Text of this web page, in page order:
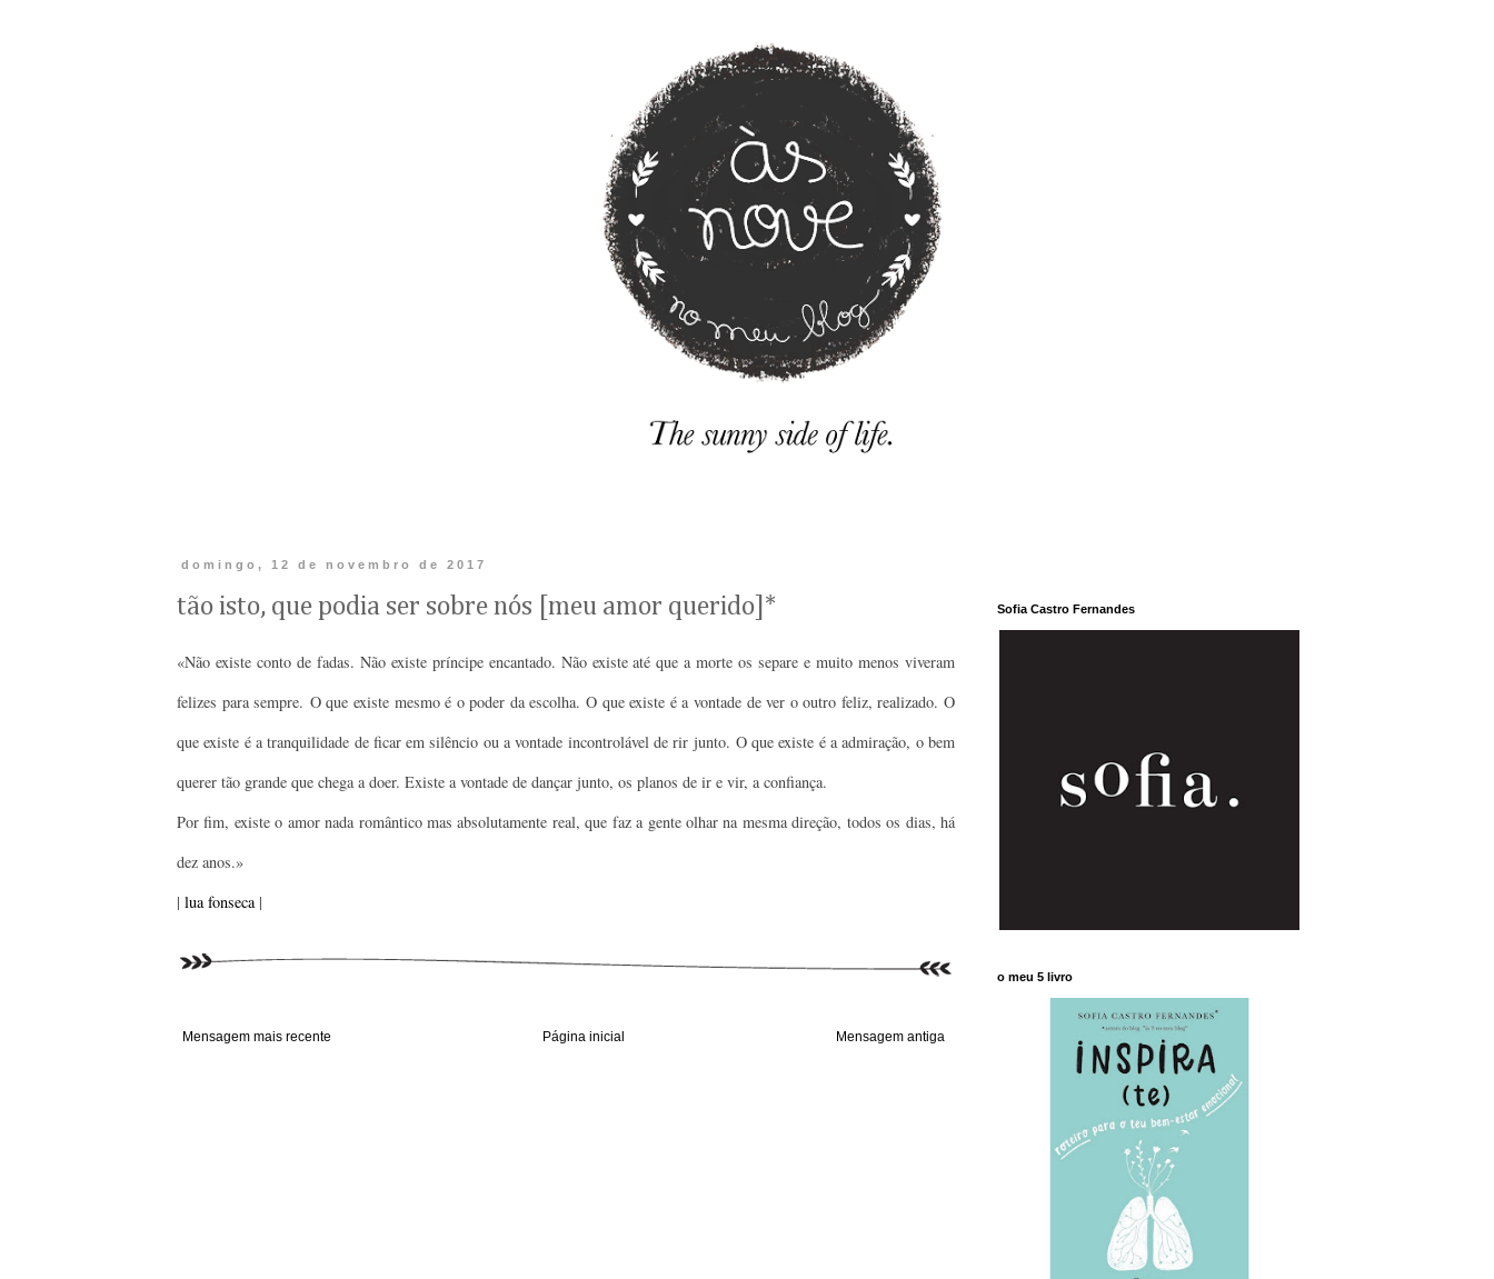
domingo, 12 de novembro de 2017
tão isto, que podia ser sobre nós [meu amor querido]*
«Não existe conto de fadas. Não existe príncipe encantado. Não existe até que a morte os separe e muito menos viveram
felizes para sempre. O que existe mesmo é o poder da escolha. O que existe é a vontade de ver o outro feliz, realizado. O
que existe é a tranquilidade de ficar em silêncio ou a vontade incontrolável de rir junto. O que existe é a admiração, o bem
querer tão grande que chega a doer. Existe a vontade de dançar junto, os planos de ir e vir, a confiança.
Por fim, existe o amor nada romântico mas absolutamente real, que faz a gente olhar na mesma direção, todos os dias, há
dez anos.»
| lua fonseca |
Mensagem mais recente Mensagem antiga
Página inicial
Sofia Castro Fernandes
o meu 5 livro